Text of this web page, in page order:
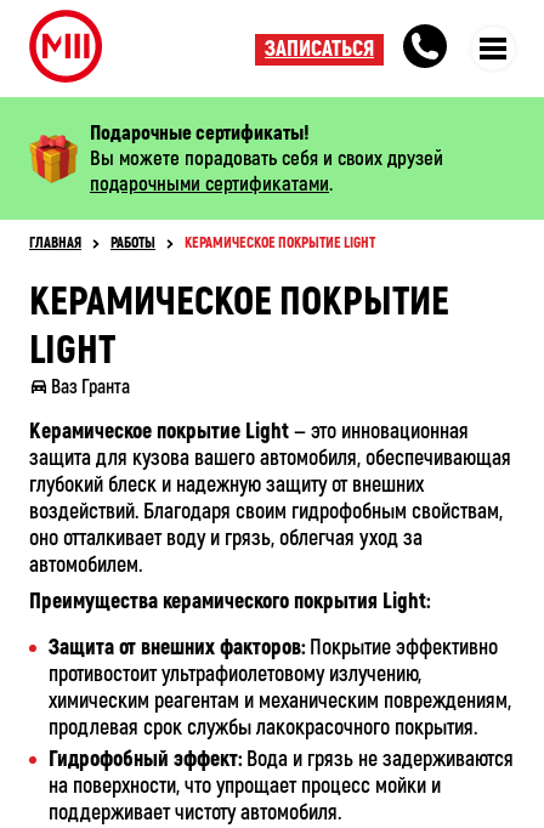
Подарочные сертификаты!
Вы можете порадовать себя и своих друзей
подарочными сертификатами.
ГЛАВНАЯ РАБОТЫ КЕРАМИЧЕСКОЕ ПОКРЫТИЕ LIGHT
КЕРАМИЧЕСКОЕ ПОКРЫТИЕ
LIGHT
Ваз Гранта
Керамическое покрытие Light— это инновационная
защита для кузова вашего автомобиля, обеспечивающая
глубокий блеск и надежную защиту от внешних
воздействий. Благодаря своим гидрофобным свойствам,
оно отталкивает воду и грязь, облегчая уход за
автомобилем.
Преимущества керамического покрытия Light:
Защита от внешних факторов:Покрытие эффективно
противостоит ультрафиолетовому излучению,
химическим реагентам и механическим повреждениям,
продлевая срок службы лакокрасочного покрытия.
Гидрофобный эффект:Вода и грязь не задерживаются
на поверхности, что упрощает процесс мойки и
поддерживает чистоту автомобиля.
ЗАПИСАТЬСЯ